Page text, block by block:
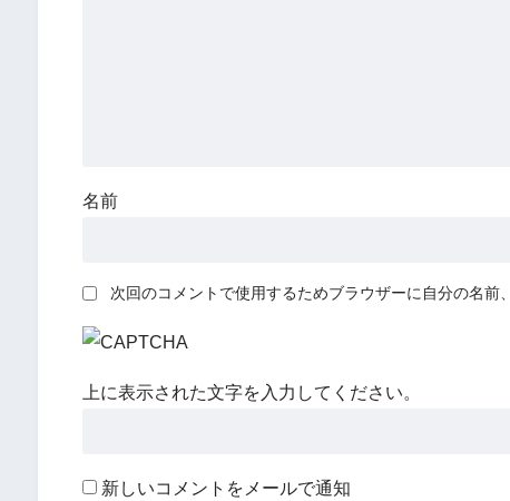
名前
次回のコメントで使用するためブラウザーに自分の名前
上に表示された文字を入力してください。
新しいコメントをメールで通知